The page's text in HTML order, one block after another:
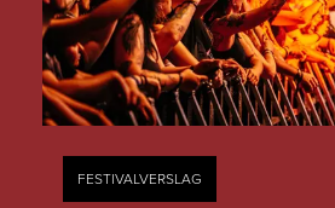
FESTIVALVERSLAG